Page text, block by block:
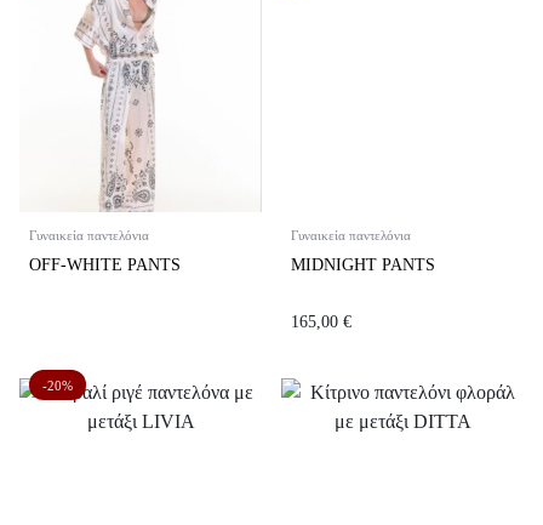
Γυναικεία παντελόνια
OFF-WHITE PANTS
Γυναικεία παντελόνια
MIDNIGHT PANTS
165,00 €
-20%